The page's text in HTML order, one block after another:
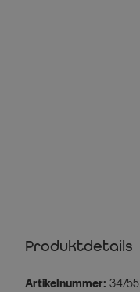
Produktdetails
Artikelnummer: 34755